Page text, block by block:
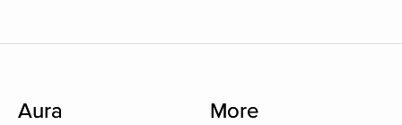
Aura More